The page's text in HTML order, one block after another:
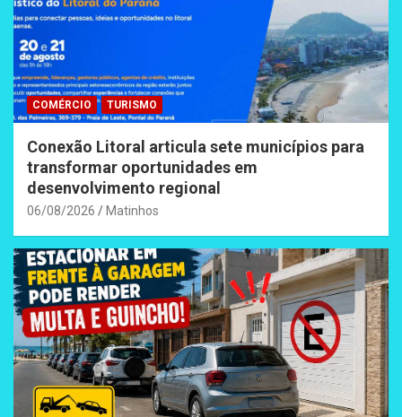
COMÉRCIO TURISMO
Conexão Litoral articula sete municípios para
transformar oportunidades em
desenvolvimento regional
06/08/2026 Matinhos